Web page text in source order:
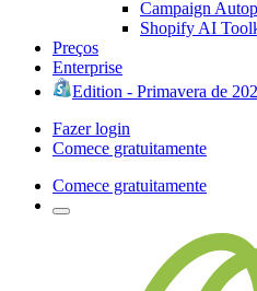
Campaign
Shopify AI
Preços
Enterprise
Edition - Primavera de
Fazer login
Comece gratuitamente
Comece gratuitamente